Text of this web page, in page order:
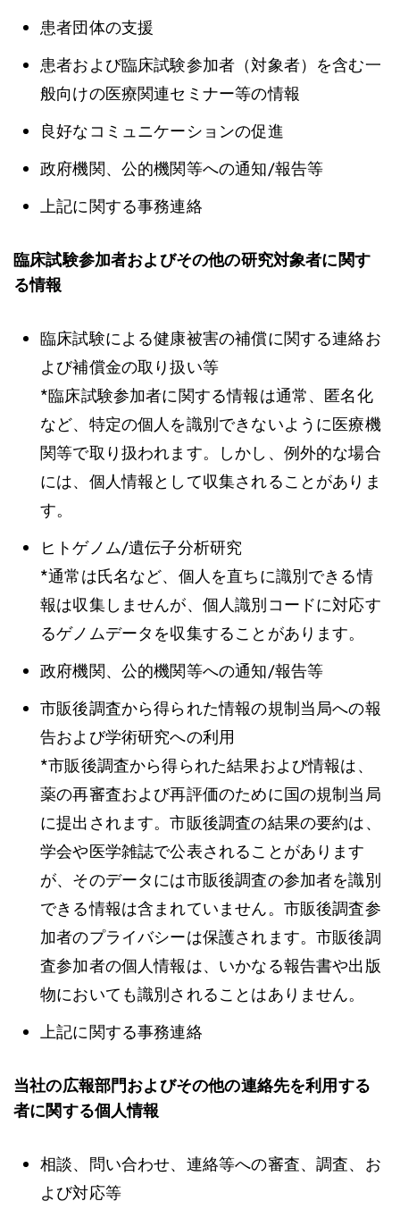
患者団体の支援
患者および臨床試験参加者（対象者）を含む一
般向けの医療関連セミナー等の情報
良好なコミュニケーションの促進
政府機関、公的機関等への通知/報告等
上記に関する事務連絡
臨床試験参加者およびその他の研究対象者に関す
る情報
臨床試験による健康被害の補償に関する連絡お
よび補償金の取り扱い等
*臨床試験参加者に関する情報は通常、匿名化
など、特定の個人を識別できないように医療機
関等で取り扱われます。しかし、例外的な場合
には、個人情報として収集されることがありま
す。
ヒトゲノム/遺伝子分析研究
*通常は氏名など、個人を直ちに識別できる情
報は収集しませんが、個人識別コードに対応す
るゲノムデータを収集することがあります。
政府機関、公的機関等への通知/報告等
市販後調査から得られた情報の規制当局への報
告および学術研究への利用
*市販後調査から得られた結果および情報は、
薬の再審査および再評価のために国の規制当局
に提出されます。市販後調査の結果の要約は、
学会や医学雑誌で公表されることがあります
が、そのデータには市販後調査の参加者を識別
できる情報は含まれていません。市販後調査参
加者のプライバシーは保護されます。市販後調
査参加者の個人情報は、いかなる報告書や出版
物においても識別されることはありません。
上記に関する事務連絡
当社の広報部門およびその他の連絡先を利用する
者に関する個人情報
相談、問い合わせ、連絡等への審査、調査、お
よび対応等